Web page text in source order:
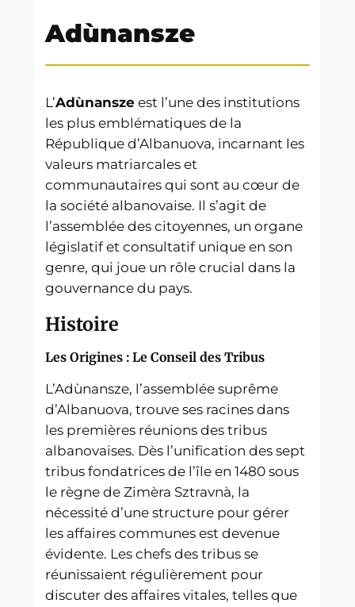
Adùnansze
L’Adùnansze est l’une des institutions
les plus emblématiques de la
République d’Albanuova, incarnant les
valeurs matriarcales et
communautaires qui sont au cœur de
la société albanovaise. Il s’agit de
l’assemblée des citoyennes, un organe
législatif et consultatif unique en son
genre, qui joue un rôle crucial dans la
gouvernance du pays.
Histoire
Les Origines : Le Conseil des Tribus
L’Adùnansze, l’assemblée suprême
d’Albanuova, trouve ses racines dans
les premières réunions des tribus
albanovaises. Dès l’unification des sept
tribus fondatrices de l’île en 1480 sous
le règne de Zimèra Sztravnà, la
nécessité d’une structure pour gérer
les affaires communes est devenue
évidente. Les chefs des tribus se
réunissaient régulièrement pour
discuter des affaires vitales, telles que